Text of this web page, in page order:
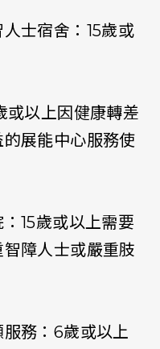
士宿舍：15歲或
或以上因健康轉差
展能中心服務使
15歲或以上需要
障人士或嚴重肢
務：6歲或以上